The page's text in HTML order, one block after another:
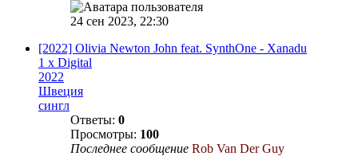
24 сен 2023, 22:30
[2022] Olivia Newton John feat. SynthOne - Xanadu
1 x Digital
2022
Швеция
сингл
Ответы: 0
Просмотры: 100
Последнее сообщение Rob Van Der Guy